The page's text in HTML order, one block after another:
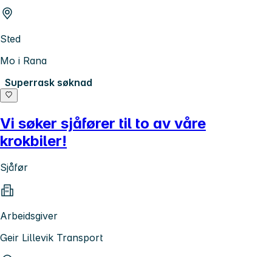
Sted
Mo i Rana
Superrask søknad
Vi søker sjåfører til to av våre
krokbiler!
Sjåfør
Arbeidsgiver
Geir Lillevik Transport